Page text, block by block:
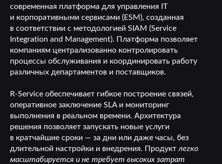
современная платформа для управления IT
и корпоративными сервисами (ESM), созданная
в соответствии с методологией SIAM (Service
Integration and Management). Платформа позволяет
компаниям централизованно контролировать
процессы обслуживания и координировать работу
различных департаментов и поставщиков.
R-Service обеспечивает гибкое построение связей,
оперативное заключение SLA и мониторинг
выполнения в реальном времени. Архитектура
решения позволяет запускать новые услуги
в кратчайшие сроки — за дни или даже часы, без
длительной настройки и внедрения. Продукт легко
масштабируется и не требует высоких затрат